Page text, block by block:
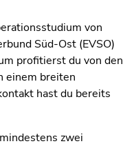
von
Süd-Ost (EVSO)
profitierst du von den
einem breiten
hast du bereits
zwei